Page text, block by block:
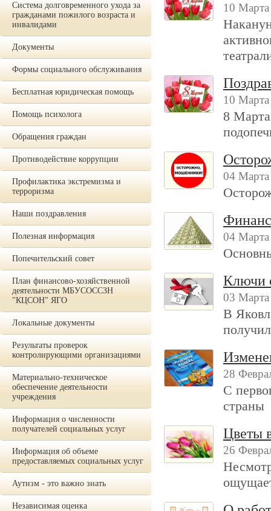
Система долговременного ухода за
гражданами пожилого возраста и
инвалидами
Документы
Формы социального обслуживания
Бесплатная юридическая помощь
Помощь психолога
Обращения граждан
Противодействие коррупции
Профилактика экстремизма и
терроризма
Наши поздравления
Полезная информация
Попечительский совет
План финансово-хозяйственной
деятельности МБУСОССЗН
"КЦСОН" ЯГО
Локальные документы
Результаты проверок
контролирующими организациями
Материально-техническое
обеспечение деятельности
учреждения
Информация о численности
получателей социальных услуг
Информация об объеме
предоставляемых социальных услуг
Аутизм - это важно знать
Независимая оценка
10
10
8
04
04
Ключи
03
В
28
С
страны
Цветы
26